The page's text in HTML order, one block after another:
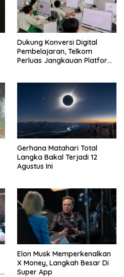
Dukung Konversi Digital
Pembelajaran, Telkom
Perluas Jangkauan Platform
Gerhana Matahari Total
Langka Bakal Terjadi 12
Agustus Ini
Elon Musk Memperkenalkan
X Money, Langkah Besar Di
Super App